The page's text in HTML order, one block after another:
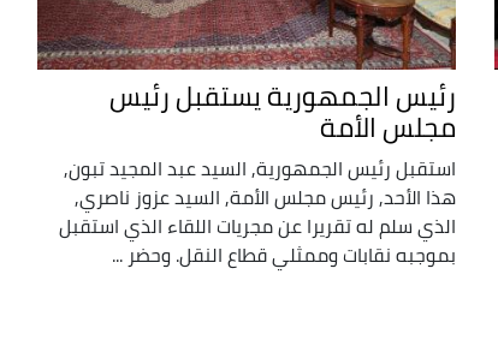
رئيس الجمهورية يستقبل رئيس
مجلس الأمة
استقبل رئيس الجمهورية, السيد عبد المجيد تبون,
هذا الأحد, رئيس مجلس الأمة, السيد عزوز ناصري,
الذي سلم له تقريرا عن مجريات اللقاء الذي استقبل
بموجبه نقابات وممثلي قطاع النقل. وحضر ...